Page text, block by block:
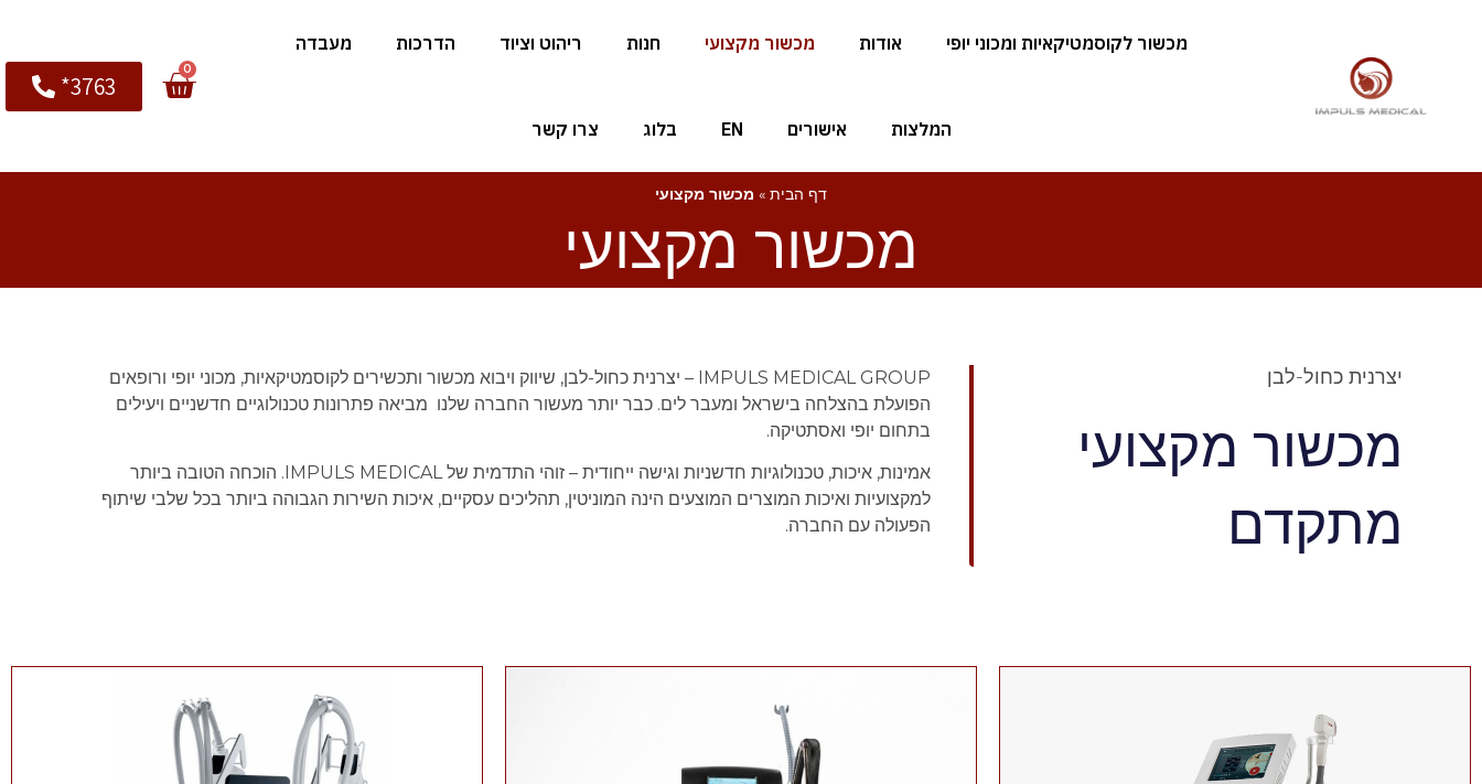
מכשור לקוסמטיקאיות ומכוני יופי אודות מכשור מקצועי חנות ריהוט וציוד הדרכות מעבדה
המלצות אישורים EN בלוג צרו קשר
0
3763*
דף הבית » מכשור מקצועי
מכשור מקצועי
יצרנית כחול-לבן
מכשור מקצועי
מתקדם
IMPULS MEDICAL GROUP – יצרנית כחול-לבן, שיווק ויבוא מכשור ותכשירים לקוסמטיקאיות, מכוני יופי ורופאים
הפועלת בהצלחה בישראל ומעבר לים. כבר יותר מעשור החברה שלנו מביאה פתרונות טכנולוגיים חדשניים ויעילים
בתחום יופי ואסתטיקה.
אמינות, איכות, טכנולוגיות חדשניות וגישה ייחודית – זוהי התדמית של IMPULS MEDICAL.
הוכחה הטובה ביותר
למקצועיות ואיכות המוצרים המוצעים הינה המוניטין, תהליכים עסקיים, איכות השירות הגבוהה ביותר בכל שלבי שיתוף
הפעולה עם החברה.